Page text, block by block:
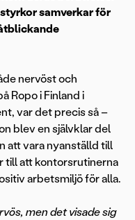
samverkar för
nervöst och
Ropo i Finland i
var det precis så –
blev en självklar del
att vara nyanställd till
till att kontorsrutinerna
arbetsmiljö för alla.
men det visade sig